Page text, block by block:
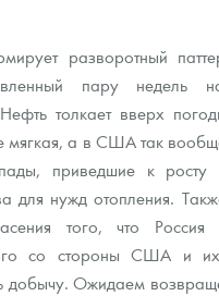
монет
с монетами из драгметаллов
курсов золота, серебра,
- динамика цен
разворотный
пару недель
толкает вверх
мягкая, а в США так
приведшие к росту
для нужд отопления.
того, что
со стороны США и
добычу. Ожидаем